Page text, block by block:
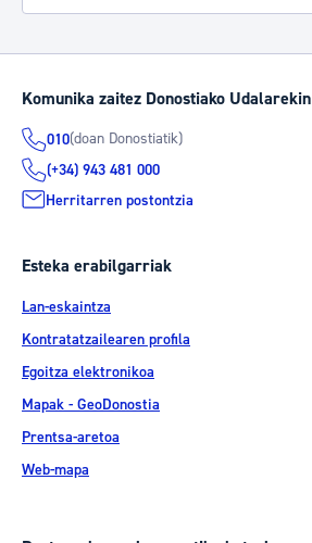
Komunika zaitez Donostiako Udalarekin
010(doan Donostiatik)
(+34) 943 481 000
Herritarren postontzia
Esteka erabilgarriak
Lan-eskaintza
Kontratatzailearen profila
Egoitza elektronikoa
Mapak - GeoDonostia
Prentsa-aretoa
Web-mapa